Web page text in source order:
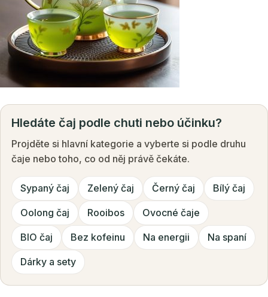
Hledáte čaj podle chuti nebo účinku?
Projděte si hlavní kategorie a vyberte si podle druhu
čaje nebo toho, co od něj právě čekáte.
Sypaný čaj Zelený čaj Černý čaj Bílý čaj
Oolong čaj Rooibos Ovocné čaje
BIO čaj Bez kofeinu Na energii Na spaní
Dárky a sety